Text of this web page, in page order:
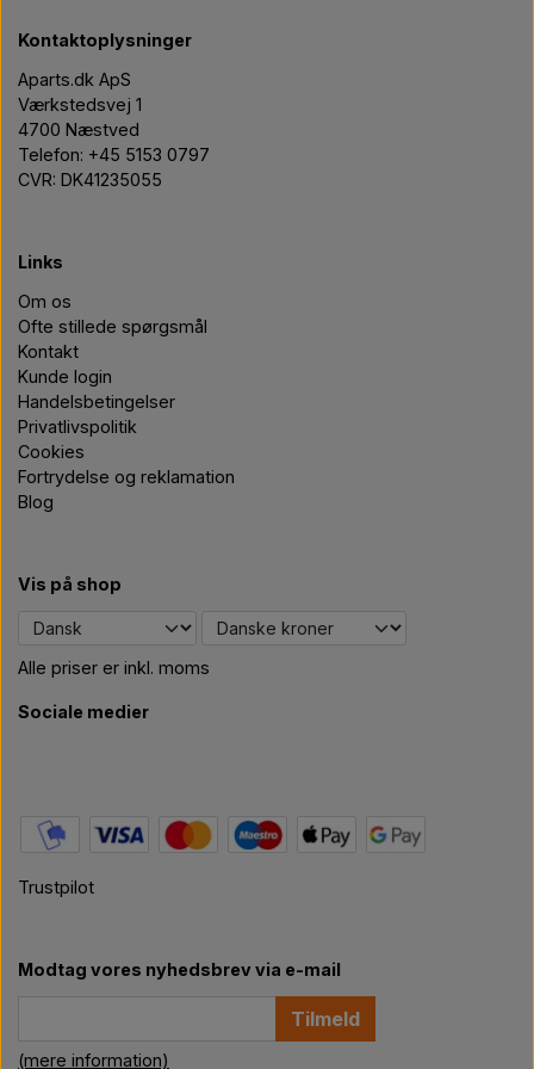
Kontaktoplysninger
Aparts.dk ApS
Værkstedsvej 1
4700 Næstved
Telefon: +45 5153 0797
CVR: DK41235055
Links
Om os
Ofte stillede spørgsmål
Kontakt
Kunde login
Handelsbetingelser
Privatlivspolitik
Cookies
Fortrydelse og reklamation
Blog
Vis på shop
Alle priser er inkl. moms
Sociale medier
Trustpilot
Modtag vores nyhedsbrev via e-mail
Tilmeld
(mere information)